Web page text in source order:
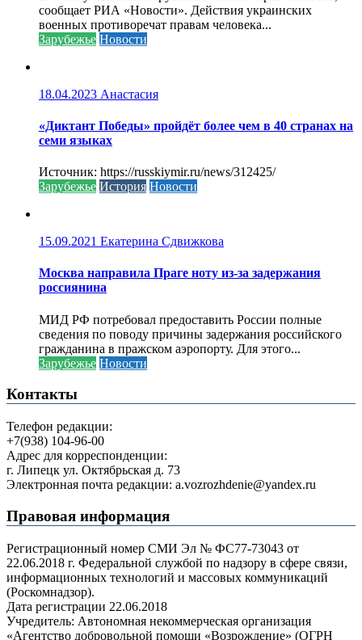
сообщает РИА «Новости». Действия украинских
военных противоречат правам человека...
Зарубежье Новости
18.04.2023 Анастасия
«Диктант Победы» пройдёт более чем в 40 странах на
семи языках
Источник: https://russkiymir.ru/news/312425/
Зарубежье История Новости
15.09.2021 Екатерина Сдвижкова
Москва направила Праге ноту из-за задержания
россиянина
МИД РФ потребовал предоставить России полные
сведения по поводу причины задержания российского
гражданина в пражском аэропорту. Для этого...
Зарубежье Новости
Контакты
Телефон редакции:
+7(938) 104-96-00
Адрес для корреспонденции:
г. Липецк ул. Октябрьская д. 73
Электронная почта редакции: a.vozrozhdenie@yandex.ru
Правовая информация
Регистрационный номер СМИ Эл № ФС77-73043 от
22.06.2018 г. Федеральной службой по надзору в сфере связи,
информационных технологий и массовых коммуникаций
(Роскомнадзор).
Дата регистрации 22.06.2018
Учредитель: Автономная некоммерческая организация
«Агентство добровольной помощи «Возрождение» (ОГРН